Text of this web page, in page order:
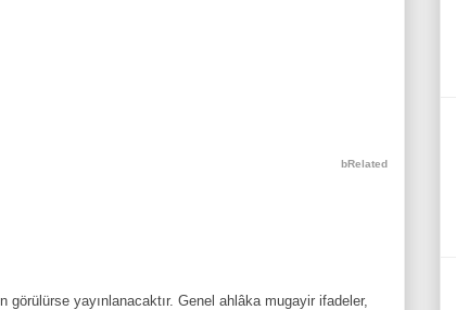
bRelated
görülürse yayınlanacaktır. Genel ahlâka mugayir ifadeler,